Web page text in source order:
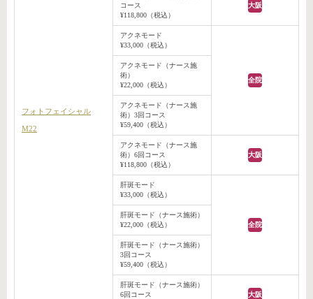
フォトフェイシャル
M22
コース
¥118,800（税込）
大阪
アクネモード
¥33,000（税込）
全院
アクネモード（ナース施
術）
¥22,000（税込）
アクネモード（ナース施
術）3回コース
¥59,400（税込）
アクネモード（ナース施
術）6回コース
¥118,800（税込）
大阪
肝斑モード
¥33,000（税込）
全院
肝斑モード（ナース施術）
¥22,000（税込）
肝斑モード（ナース施術）
3回コース
¥59,400（税込）
肝斑モード（ナース施術）
6回コース
大阪